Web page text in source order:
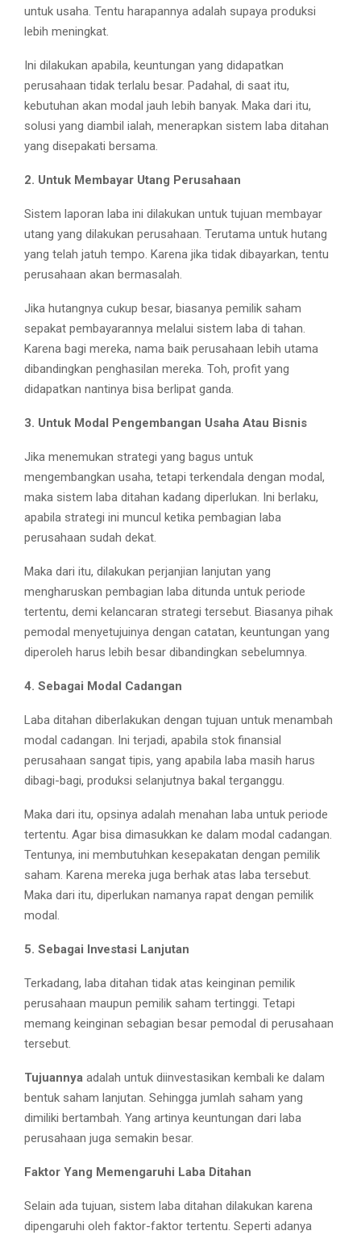
untuk usaha. Tentu harapannya adalah supaya produksi
lebih meningkat.
Ini dilakukan apabila, keuntungan yang didapatkan
perusahaan tidak terlalu besar. Padahal, di saat itu,
kebutuhan akan modal jauh lebih banyak. Maka dari itu,
solusi yang diambil ialah, menerapkan sistem laba ditahan
yang disepakati bersama.
2. Untuk Membayar Utang Perusahaan
Sistem laporan laba ini dilakukan untuk tujuan membayar
utang yang dilakukan perusahaan. Terutama untuk hutang
yang telah jatuh tempo. Karena jika tidak dibayarkan, tentu
perusahaan akan bermasalah.
Jika hutangnya cukup besar, biasanya pemilik saham
sepakat pembayarannya melalui sistem laba di tahan.
Karena bagi mereka, nama baik perusahaan lebih utama
dibandingkan penghasilan mereka. Toh, profit yang
didapatkan nantinya bisa berlipat ganda.
3. Untuk Modal Pengembangan Usaha Atau Bisnis
Jika menemukan strategi yang bagus untuk
mengembangkan usaha, tetapi terkendala dengan modal,
maka sistem laba ditahan kadang diperlukan. Ini berlaku,
apabila strategi ini muncul ketika pembagian laba
perusahaan sudah dekat.
Maka dari itu, dilakukan perjanjian lanjutan yang
mengharuskan pembagian laba ditunda untuk periode
tertentu, demi kelancaran strategi tersebut. Biasanya pihak
pemodal menyetujuinya dengan catatan, keuntungan yang
diperoleh harus lebih besar dibandingkan sebelumnya.
4. Sebagai Modal Cadangan
Laba ditahan diberlakukan dengan tujuan untuk menambah
modal cadangan. Ini terjadi, apabila stok finansial
perusahaan sangat tipis, yang apabila laba masih harus
dibagi-bagi, produksi selanjutnya bakal terganggu.
Maka dari itu, opsinya adalah menahan laba untuk periode
tertentu. Agar bisa dimasukkan ke dalam modal cadangan.
Tentunya, ini membutuhkan kesepakatan dengan pemilik
saham. Karena mereka juga berhak atas laba tersebut.
Maka dari itu, diperlukan namanya rapat dengan pemilik
modal.
5. Sebagai Investasi Lanjutan
Terkadang, laba ditahan tidak atas keinginan pemilik
perusahaan maupun pemilik saham tertinggi. Tetapi
memang keinginan sebagian besar pemodal di perusahaan
tersebut.
Tujuannya adalah untuk diinvestasikan kembali ke dalam
bentuk saham lanjutan. Sehingga jumlah saham yang
dimiliki bertambah. Yang artinya keuntungan dari laba
perusahaan juga semakin besar.
Faktor Yang Memengaruhi Laba Ditahan
Selain ada tujuan, sistem laba ditahan dilakukan karena
dipengaruhi oleh faktor-faktor tertentu. Seperti adanya